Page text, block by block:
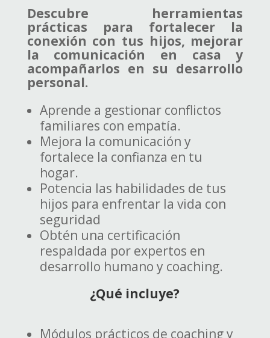
Descubre herramientas
prácticas para fortalecer la
conexión con tus hijos, mejorar
la comunicación en casa y
acompañarlos en su desarrollo
personal.
Aprende a gestionar conflictos
familiares con empatía.
Mejora la comunicación y
fortalece la confianza en tu
hogar.
Potencia las habilidades de tus
hijos para enfrentar la vida con
seguridad
Obtén una certificación
respaldada por expertos en
desarrollo humano y coaching.
¿Qué incluye?
Módulos prácticos de coaching y